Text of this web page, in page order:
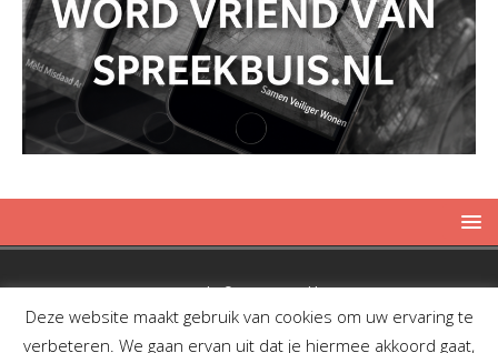
Copyright © 2019 Spreekbuis
Deze website maakt gebruik van cookies om uw ervaring te
verbeteren. We gaan ervan uit dat je hiermee akkoord gaat,